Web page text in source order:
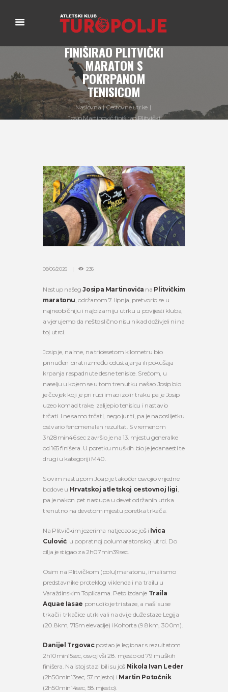
JOSIP MARTINOVIĆ
FINIŠIRAO PLITVIČKI
MARATON S
POKRPANOM
TENISICOM
Naslovna
Cestovne utrke
Josip Martinović finiširao Plitvički
08/06/2026 236
Nastup našegJosipa Martinovića na Plitvičkim
maratonu , održanom 7. lipnja, pretvorio se u
najneobičniju i najbizarniju utrku u povijesti kluba,
a vjerujemo da nešto slično nisu nikad doživjeli ni na
toj utrci.
Josip je, naime, na tridesetom kilometru bio
prinuđen birati između odustajanja ili pokušaja
krpanja raspadnute desne tenisice. Srećom, u
naselju u kojem se u tom trenutku našao Josip bio
je čovjek koji je pri ruci imao izolir traku pa je Josip
uzeo komad trake, zalijepio tenisicu i nastavio
trčati. I ne samo trčati, nego juriti, pa je naposlijetku
ostvario fenomenalan rezultat. S vremenom
3h28min46 sec završio je na 13. mjestu generalke
od 165 finišera. U poretku muških bio je jedanaesti te
drugi u kategoriji M40.
S ovim nastupom Josip je također osvojio vrijedne
bodove u Hrvatskoj atletskoj cestovnoj ligi
pa je nakon pet nastupa u devet održanih utrka
trenutno na devetom mjestu poretka trkača.
Na Plitvičkim jezerima natjecao se još i Ivica
Culović, u popratnoj polumaratonskoj utrci. Do
cilja je stigao za 2h07min39sec.
Osim na Plitvičkom (polu)maratonu, imali smo
predstavnike proteklog viklenda i na trailu u
Varaždinskim Toplicama. Peto izdanje Traila
Aquae Iasae ponudilo je tri staze, a naši su se
trkači i trkačice utrkivali na dvije duže staze Legija
(20.8km, 715m elevacije) i Kohorta (9.8km, 300m).
Danijel Trgovacpostao je legionar s rezultatom
2h10min15sec, osvojivši 28. mjesto od 79 muških
finišera. Na istoj stazi bili su još Nikola Ivan Leder
(2h50min13sec, 57.mjesto) i Martin Potočnik
(2h50min14sec, 58.mjesto).